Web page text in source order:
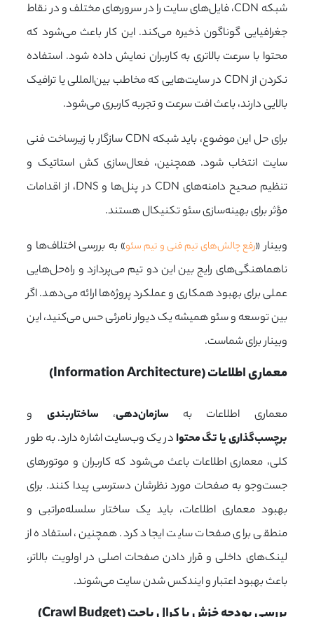
شبکه CDN، فایل‌های سایت را در سرورهای مختلف و در نقاط
جغرافیایی گوناگون ذخیره می‌کند. این کار باعث می‌شود که
محتوا با سرعت بالاتری به کاربران نمایش داده شود. استفاده
نکردن از CDN در سایت‌هایی که مخاطب بین‌المللی یا ترافیک
بالایی دارند، باعث افت سرعت و تجربه کاربری می‌شود.
برای حل این موضوع، باید شبکه CDN سازگار با زیرساخت فنی
سایت انتخاب شود. همچنین، فعال‌سازی کش استاتیک و
تنظیم صحیح دامنه‌های CDN در پنل‌ها و DNS، از اقدامات
مؤثر برای بهینه‌سازی سئو تکنیکال هستند.
وبینار «رفع چالش‌های تیم فنی و تیم سئو» به بررسی اختلاف‌ها و
ناهماهنگی‌های رایج بین این دو تیم می‌پردازد و راه‌حل‌هایی
عملی برای بهبود همکاری و عملکرد پروژه‌ها ارائه می‌دهد. اگر
بین توسعه و سئو همیشه یک دیوار نامرئی حس می‌کنید، این
وبینار برای شماست.
معماری اطلاعات (Information Architecture)
معماری اطلاعات به سازمان‌دهی، ساختاربندی و
برچسب‌گذاری یا تگ محتوا در یک وب‌سایت اشاره دارد. به طور
کلی، معماری اطلاعات باعث می‌شود که کاربران و موتورهای
جست‌وجو به صفحات مورد نظرشان دسترسی پیدا کنند. برای
بهبود معماری اطلاعات، باید یک ساختار سلسله‌مراتبی و
منطقی برای صفحات سایت ایجاد کرد. همچنین، استفاده از
لینک‌های داخلی و قرار دادن صفحات اصلی در اولویت بالاتر،
باعث بهبود اعتبار و ایندکس شدن سایت می‌شوند.